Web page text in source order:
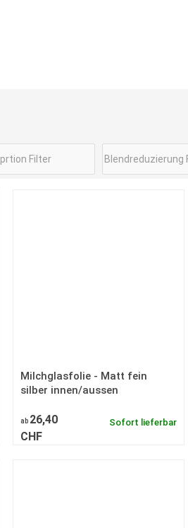
Milchglasfolie - Matt fein
silber innen/aussen
ab 26,40
CHF
Sofort lieferbar